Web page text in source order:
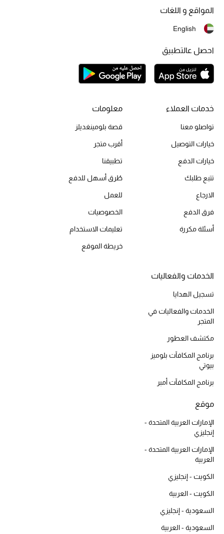
جميع الحقائب النسائية
جميع الإكسسورات النسائية
موضة نسائية
تسوقوا للنساء
الموسم الجديد
الحقائب النسائية
دليل ملتزمات الحقائب
أبرز الحقائب
تسوقوا الحقائب
الموسم الجديد
أحذية النسائية
تشكيلة الأحذية
الأحذية الرجالية
أحذية للأطفال
أبرز المصممين
خدمات العملاء
تواصلو معنا
خيارات التوصيل
خيارات الدفع
تتبع طلبك
الارجاع
فرق الدفع
أسئلة مكررة
معلومات
قصة بلومينغديلز
أقرب متجر
تطبيقنا
طُرق أسهل للدفع
للعمل
الخصوصيات
تعليمات الاستخدام
خريطة الموقع
الخدمات والفعاليات
تسجيل الهدايا
الخدمات والفعاليات في
المتجر
مكتشف العطور
برنامج المكافآت بلوميز
بيوتي
برنامج المكافآت أمبر
موقع
الإمارات العربية المتحدة -
إنجليزي
الإمارات العربية المتحدة -
العربية
الكويت - إنجليزي
الكويت - العربية
السعودية - إنجليزي
السعودية - العربية
المواقع و اللغات
English
احصل عالتطبيق